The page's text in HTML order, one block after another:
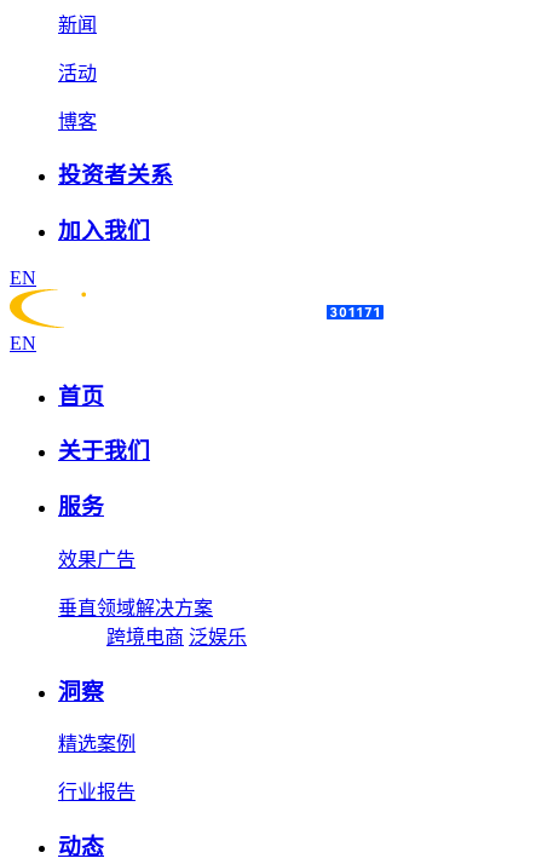
新闻
活动
博客
投资者关系
加入我们
EN
EN
首页
关于我们
服务
效果广告
垂直领域解决方案
跨境电商 泛娱乐
洞察
精选案例
行业报告
动态